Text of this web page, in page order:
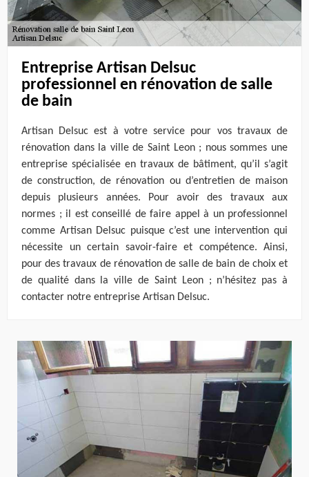
Entreprise Artisan Delsuc
professionnel en rénovation de salle
de bain
Artisan Delsuc est à votre service pour vos travaux de
rénovation dans la ville de Saint Leon ; nous sommes une
entreprise spécialisée en travaux de bâtiment, qu’il s’agit
de construction, de rénovation ou d’entretien de maison
depuis plusieurs années. Pour avoir des travaux aux
normes ; il est conseillé de faire appel à un professionnel
comme Artisan Delsuc puisque c’est une intervention qui
nécessite un certain savoir-faire et compétence. Ainsi,
pour des travaux de rénovation de salle de bain de choix et
de qualité dans la ville de Saint Leon ; n’hésitez pas à
contacter notre entreprise Artisan Delsuc.